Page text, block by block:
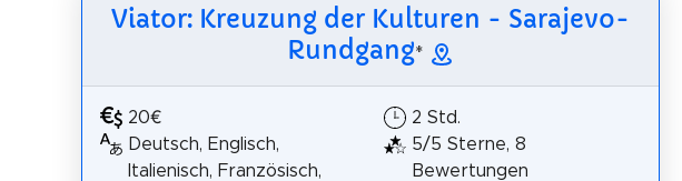
Viator: Kreuzung der Kulturen - Sarajevo-
Rundgang*
20€
Deutsch, Englisch,
Italienisch, Französisch,
2 Std.
5/5 Sterne, 8
Bewertungen